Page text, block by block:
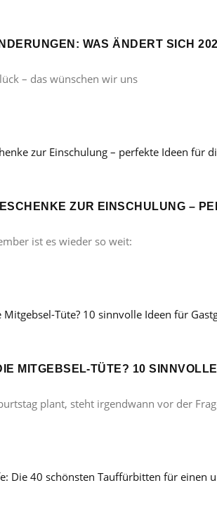
WAS ÄNDERT SICH
– das wünschen wir uns
ZUR EINSCHULUNG –
ist es wieder so weit:
MITGEBSEL-TÜTE? 10
plant, steht irgendwann vor der